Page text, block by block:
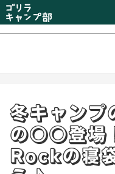
冬キャンプ
の○○登場
Rockの寝